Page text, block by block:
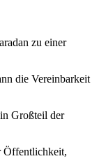
zu einer
die Vereinbarkeit
Großteil der
Öffentlichkeit,